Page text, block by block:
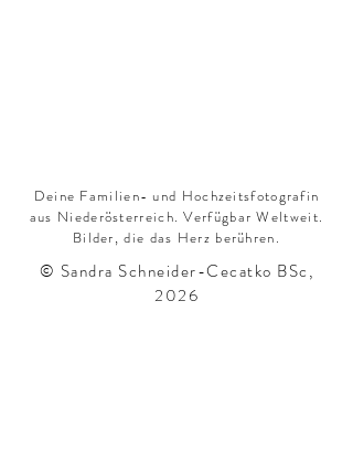
Deine Familien- und Hochzeitsfotografin
aus Niederösterreich. Verfügbar Weltweit.
Bilder, die das Herz berühren.
© Sandra Schneider-Cecatko BSc,
2026